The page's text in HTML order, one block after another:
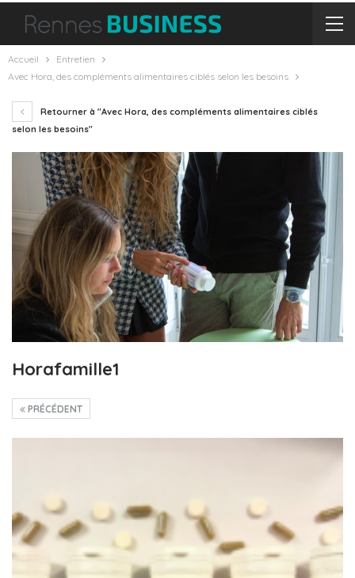
Accueil
Entretien
Avec Hora, des compléments alimentaires ciblés selon les besoins
Retourner à "Avec Hora, des compléments alimentaires ciblés
selon les besoins"
Horafamille1
PRÉCÉDENT